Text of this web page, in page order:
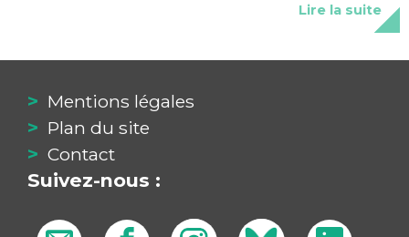
Lire la suite
Mentions légales
Plan du site
Contact
Suivez-nous :